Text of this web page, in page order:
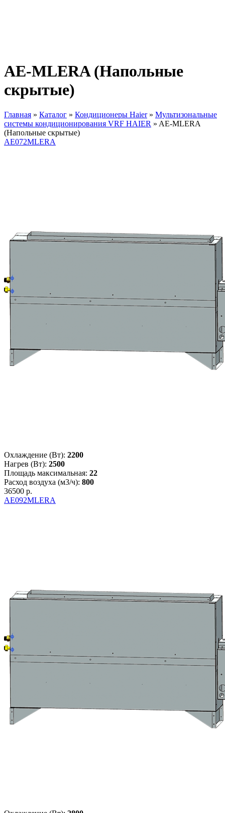
AE-MLERA (Напольные
скрытые)
Вы здесь
Главная » Каталог » Кондиционеры Haier » Мультизональные
системы кондиционирования VRF HAIER » AE-MLERA
(Напольные скрытые)
AE072MLERA
Охлаждение (Вт): 2200
Нагрев (Вт): 2500
Площадь максимальная: 22
Расход воздуха (м3/ч): 800
36500 р.
AE092MLERA